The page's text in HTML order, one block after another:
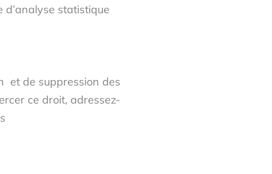
d’analyse statistique
et de suppression des
ce droit, adressez-